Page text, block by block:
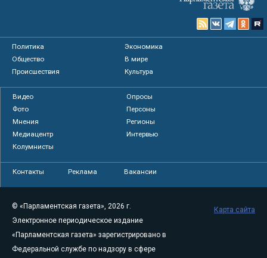
Политика
Экономика
Общество
В мире
Происшествия
Культура
Видео
Опросы
Фото
Персоны
Мнения
Регионы
Медиацентр
Интервью
Колумнисты
Контакты Реклама Вакансии
© «Парламентская газета», 2026 г.
Электронное периодическое издание
«Парламентская газета» зарегистрировано в
Федеральной службе по надзору в сфере
Карта сайта